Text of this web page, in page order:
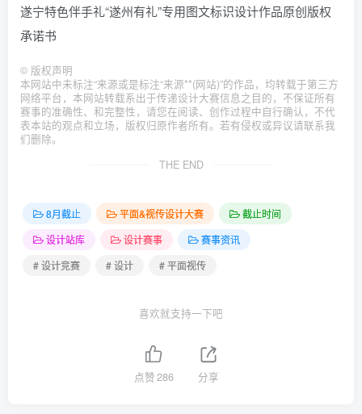
遂宁特色伴手礼“遂州有礼”专用图文标识设计作品原创版权
承诺书
© 版权声明
本网站中未标注“来源或是标注“来源**(网站)”的作品，均转载于第三方
网络平台，本网站转载系出于传递设计大赛信息之目的，不保证所有
赛事的准确性、和完整性，请您在阅读、创作过程中自行确认，不代
表本站的观点和立场，版权归原作者所有。若有侵权或异议请联系我
们删除。
THE END
8月截止 平面&视传设计大赛
截止时间
设计站库
设计赛事
赛事资讯
# 设计竞赛
# 设计 # 平面视传
喜欢就支持一下吧
点赞286 分享